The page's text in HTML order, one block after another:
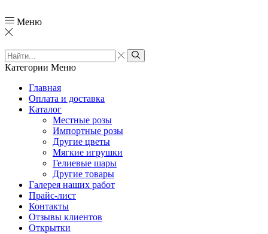
Меню
Категории Меню
Главная
Оплата и доставка
Каталог
Местные розы
Импортные розы
Другие цветы
Мягкие игрушки
Гелиевые шары
Другие товары
Галерея наших работ
Прайс-лист
Контакты
Отзывы клиентов
Открытки